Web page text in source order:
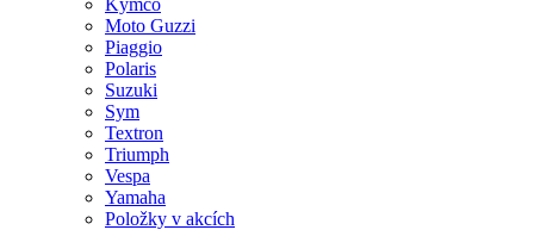
Moto Guzzi
Piaggio
Polaris
Suzuki
Sym
Textron
Triumph
Vespa
Yamaha
Položky v akcích